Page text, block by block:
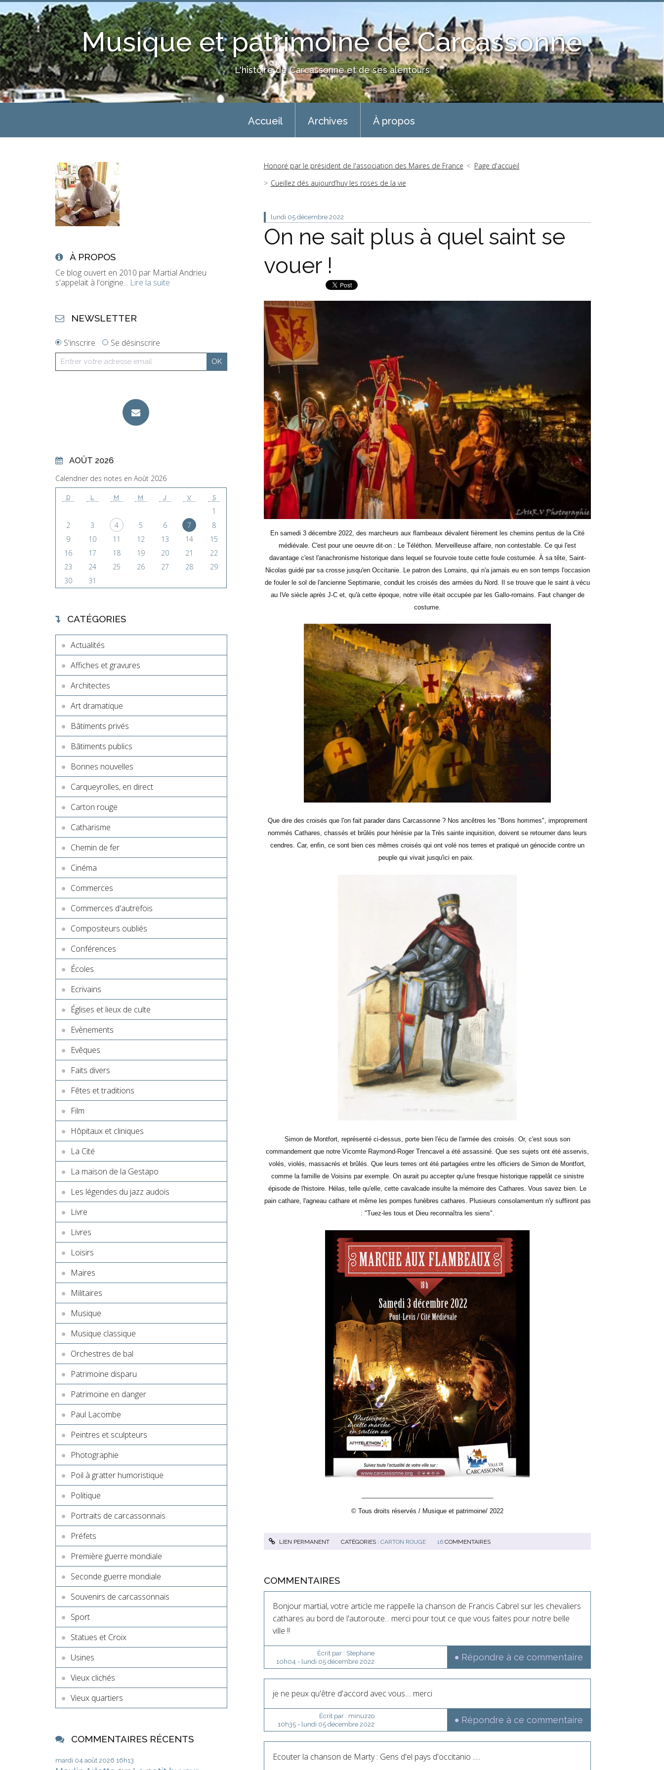
Musique et patrimoine de Carcassonne
L'histoire de Carcassonne et de ses alentours
Accueil Archives À propos
À PROPOS
Ce blog ouvert en 2010 par Martial Andrieu
s'appelait à l'origine... Lire la suite
NEWSLETTER
S'inscrire Se désinscrire
AOÛT 2026
Calendrier des notes en Août 2026
D L M M J V S
1
2
3 4 5 6 7
8
9
10 11 12 13 14
15
16
17 18 19 20 21
22
23
24 25 26 27 28
29
30
31
CATÉGORIES
Actualités
Affiches et gravures
Architectes
Art dramatique
Bâtiments privés
Bâtiments publics
Bonnes nouvelles
Carqueyrolles, en direct
Carton rouge
Catharisme
Chemin de fer
Cinéma
Commerces
Commerces d'autrefois
Compositeurs oubliés
Conférences
Écoles
Ecrivains
Églises et lieux de culte
Evènements
Evêques
Faits divers
Fêtes et traditions
Film
Hôpitaux et cliniques
La Cité
La maison de la Gestapo
Les légendes du jazz audois
Livre
Livres
Loisirs
Maires
Militaires
Musique
Musique classique
Orchestres de bal
Patrimoine disparu
Patrimoine en danger
Paul Lacombe
Peintres et sculpteurs
Photographie
Poil à gratter humoristique
Politique
Portraits de carcassonnais
Préfets
Première guerre mondiale
Seconde guerre mondiale
Souvenirs de carcassonnais
Sport
Statues et Croix
Usines
Vieux clichés
Vieux quartiers
COMMENTAIRES RÉCENTS
mardi 04 août 2026 16h13
Honoré par le président de l'association des Maires de France
Page d'accueil
Cueillez dés aujourd’huy les roses de la vie
lundi 05 décembre 2022
On ne sait plus à quel saint se
vouer !
En samedi 3 décembre 2022, des marcheurs aux flambeaux dévalent fièrement les chemins pentus de la Cité
médiévale. C'est pour une oeuvre dit-on : Le Téléthon. Merveilleuse affaire, non contestable. Ce qui l'est
davantage c'est l'anachronisme historique dans lequel se fourvoie toute cette foule costumée. À sa tête, Saint-
Nicolas guidé par sa crosse jusqu'en Occitanie. Le patron des Lorrains, qui n'a jamais eu en son temps l'occasion
de fouler le sol de l'ancienne Septimanie, conduit les croisés des armées du Nord. Il se trouve que le saint à vécu
au IVe siècle après J-C et, qu'à cette époque, notre ville était occupée par les Gallo-romains. Faut changer de
costume.
Que dire des croisés que l'on fait parader dans Carcassonne ? Nos ancêtres les "Bons hommes", improprement
nommés Cathares, chassés et brûlés pour hérésie par la Très sainte inquisition, doivent se retourner dans leurs
cendres. Car, enfin, ce sont bien ces mêmes croisés qui ont volé nos terres et pratiqué un génocide contre un
peuple qui vivait jusqu'ici en paix.
Simon de Montfort, représenté ci-dessus, porte bien l'écu de l'armée des croisés. Or, c'est sous son
commandement que notre Vicomte Raymond-Roger Trencavel a été assassiné. Que ses sujets ont été asservis,
volés, violés, massacrés et brûlés. Que leurs terres ont été partagées entre les officiers de Simon de Montfort,
comme la famille de Voisins par exemple. On aurait pu accepter qu'une fresque historique rappelât ce sinistre
épisode de l'histoire. Hélas, telle qu'elle, cette cavalcade insulte la mémoire des Cathares. Vous savez bien. Le
pain cathare, l'agneau cathare et même les pompes funèbres cathares. Plusieurs consolamentum n'y suffiront pas
: "Tuez-les tous et Dieu reconnaîtra les siens".
© Tous droits réservés / Musique et patrimoine/ 2022
LIEN PERMANENT CATÉGORIES : CARTON ROUGE 16 COMMENTAIRES
COMMENTAIRES
Bonjour martial, votre article me rappelle la chanson de Francis Cabrel sur les chevaliers
cathares au bord de l'autoroute... merci pour tout ce que vous faites pour notre belle
ville !!
Écrit par : Stephane
10h04 - lundi 05 décembre 2022 Répondre à ce commentaire
je ne peux qu'être d'accord avec vous.... merci
Écrit par : minuzzo
10h35- lundi 05 décembre 2022 Répondre à ce commentaire
Ecouter la chanson de Marty : Gens d'el pays d'occitanio .....